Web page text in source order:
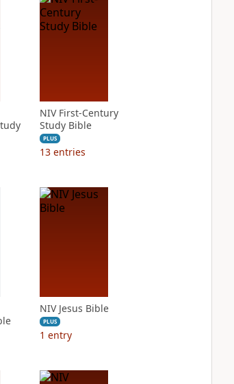
NIV First-Century
Study Bible
PLUS
13 entries
NIV Jesus Bible
PLUS
1 entry